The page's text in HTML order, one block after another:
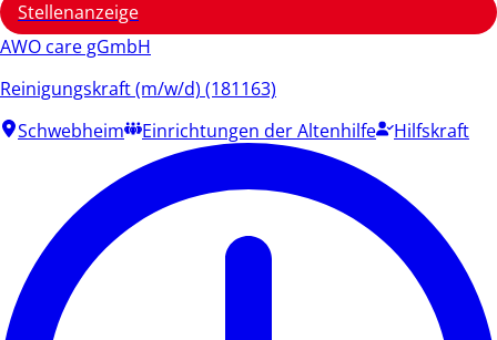
Stellenanzeige
AWO care gGmbH
Reinigungskraft (m/w/d) (181163)
Schwebheim
Einrichtungen der Altenhilfe Hilfskraft